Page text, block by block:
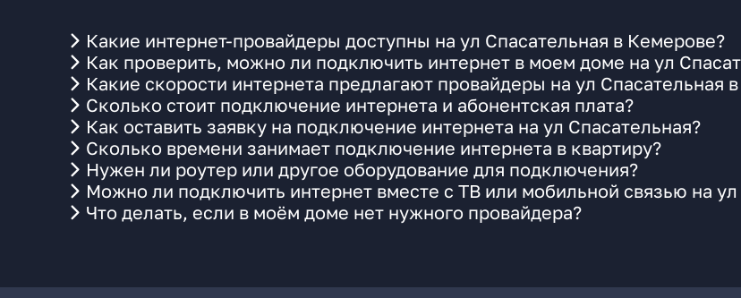
Какие интернет-провайдеры доступны на ул Спасательная в Кемерове?
Как проверить, можно ли подключить интернет в моем доме на ул
Какие скорости интернета предлагают провайдеры на ул Спасательная
Сколько стоит подключение интернета и абонентская плата?
Как оставить заявку на подключение интернета на ул Спасательная?
Сколько времени занимает подключение интернета в квартиру?
Нужен ли роутер или другое оборудование для подключения?
Можно ли подключить интернет вместе с ТВ или мобильной связью на ул
Что делать, если в моём доме нет нужного провайдера?